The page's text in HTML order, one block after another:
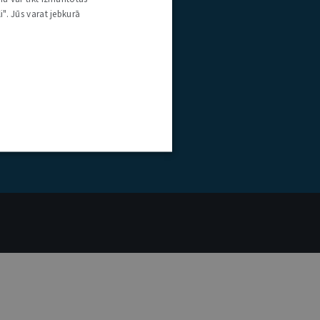
Jūs varat jebkurā